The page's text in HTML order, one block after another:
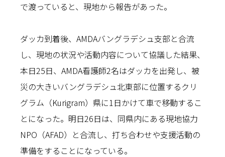
で渡っていると、現地から報告があった。
ダッカ到着後、AMDAバングラデシュ支部と合流
し、現地の状況や活動内容について協議した結果、
本日25日、AMDA看護師2名はダッカを出発し、被
災の大きいバングラデシュ北東部に位置するクリ
グラム（Kurigram）県に1日かけて車で移動するこ
とになった。明日26日は、同県内にある現地協力
NPO（AFAD）と合流し、打ち合わせや支援活動の
準備をすることになっている。